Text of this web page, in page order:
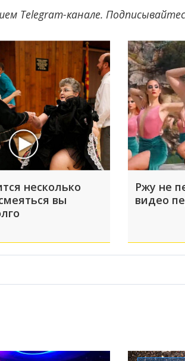
Telegram-канале.
несколько
вы
Ржу не
видео